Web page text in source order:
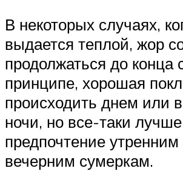
В некоторых случаях,
выдается теплой, жор
продолжаться до конца
принципе, хорошая
происходить днем или
ночи, но все-таки
предпочтение
вечерним сумеркам.